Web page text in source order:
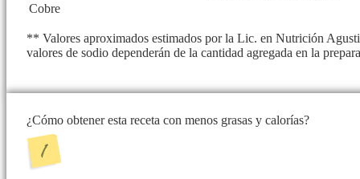
Cobre
** Valores aproximados estimados por la Lic. en Nutrición
valores de sodio dependerán de la cantidad agregada en la
¿Cómo obtener esta receta con menos grasas y calorías?